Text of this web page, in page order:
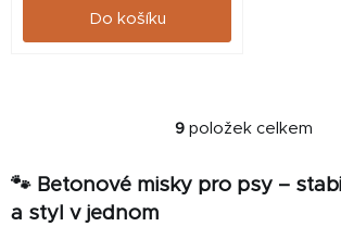
Do košíku
O
l
9položek celkem
🐾 Betonové misky pro psy –
a styl v jednom